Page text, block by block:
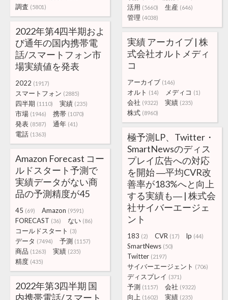
活用 (5660) 生産 (646)
管理 (4038)
調査 (5801)
2022年第4四半期およ
び通年の国内携帯電
話/スマートフォン市
場実績値を発表
2022 (1917)
スマートフォン (2885)
四半期 (1110) 実績 (235)
市場 (1946) 携帯 (1070)
発表 (8587) 通年 (41)
電話 (1363)
実績 アーカイブ | 株
式会社オルトメディ
コ
アーカイブ (146)
オルト (14) メディコ (1)
会社 (9322) 実績 (235)
株式 (8960)
極予測LP、Twitter・
SmartNewsのディス
プレイ広告への対応
を開始 ―平均CVR改
善率が183%へと向上
する実績も― | 株式会
社サイバーエージェ
ント
183 (2) CVR (17) lp (44)
SmartNews (50)
Twitter (2197)
サイバーエージェント (706)
ディスプレイ (371)
予測 (1157) 会社 (9322)
向上 (1602) 実績 (235)
Amazon Forecast コー
ルドスタート予測で
実績データがない商
品の予測精度が45
45 (69) Amazon (9591)
FORECAST (36) ない (86)
コールドスタート (3)
データ (7494) 予測 (1157)
商品 (1263) 実績 (235)
精度 (435)
2022年第3四半期 国
内携帯電話/スマート